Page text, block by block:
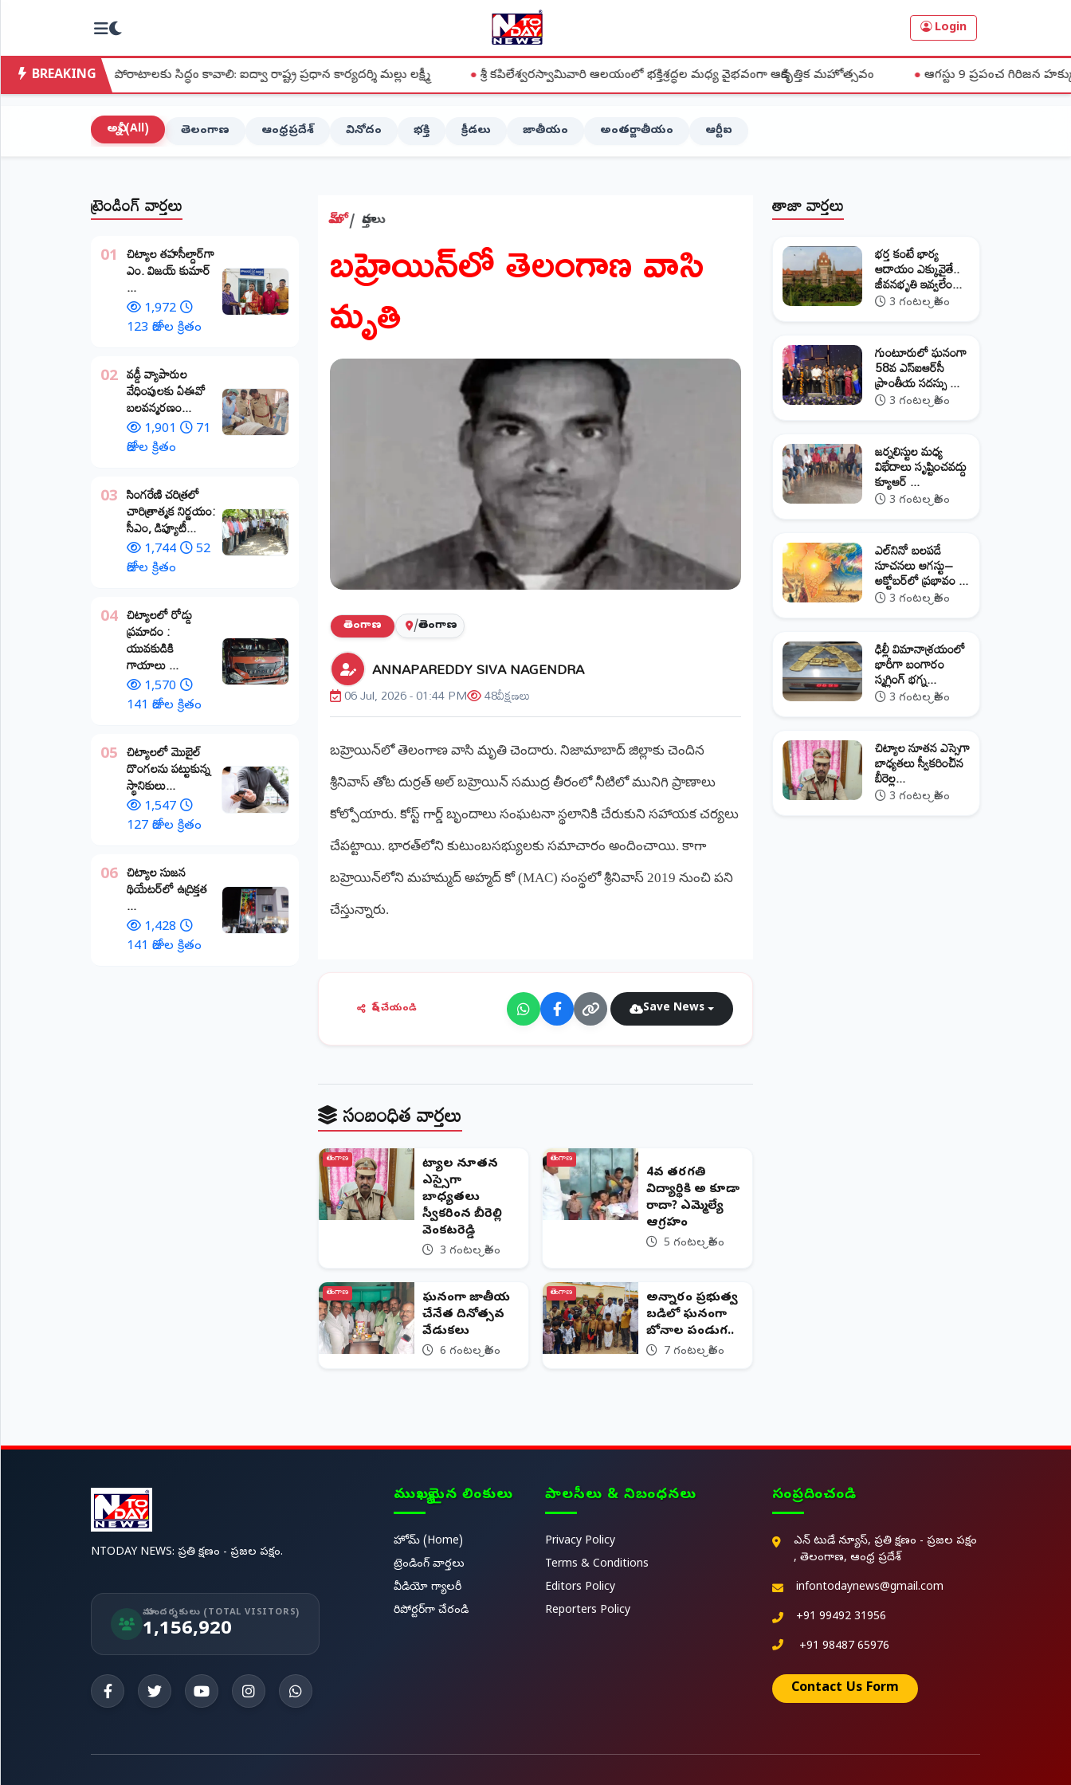
NTODAY×
హోమ్
Login
BREAKING
పోరాటాలకు సిద్ధం కావాలి: ఐద్వా రాష్ట్ర ప్రధాన కార్యదర్శి మల్లు లక్ష్మీ ●శ్రీ కపిలేశ్వరస్వామివారి ఆలయంలో భక్తిశ్రద్ధల మధ్య వైభవంగా ఆడికృత్తిక మహోత్సవం ●ఆగస్టు 9 ప్రపంచ గిరిజన హక్కుల
అన్నీ (All) తెలంగాణ ఆంధ్రప్రదేశ్ వినోదం భక్తి క్రీడలు జాతీయం అంతర్జాతీయం ఆర్టీఐ
ట్రెండింగ్ వార్తలు
01 ​చిట్యాల తహసీల్దార్‌గా
ఎం. విజయ్ కుమార్
...
1,972
123 రోజుల క్రితం
02 వడ్డీ వ్యాపారుల
వేధింపులకు ఏఈవో
బలవన్మరణం...
1,901
71
రోజుల క్రితం
03 ​సింగరేణి చరిత్రలో
చారిత్రాత్మక నిర్ణయం:
సీఎం, డిప్యూటీ...
1,744
52
రోజుల క్రితం
04 చిట్యాలలో రోడ్డు
ప్రమాదం :
యువకుడికి
గాయాలు ​...
1,570
141 రోజుల క్రితం
05 చిట్యాలలో మొబైల్
దొంగలను పట్టుకున్న
స్థానికులు...
1,547
127 రోజుల క్రితం
06 చిట్యాల సుజన
థియేటర్‌లో ఉద్రిక్తత
...
1,428
141 రోజుల క్రితం
హోమ్ వార్తలు
బహ్రెయిన్‌లో తెలంగాణ వాసి
మృతి
తెలంగాణ /తెలంగాణ
ANNAPAREDDY SIVA NAGENDRA
06 Jul, 2026 - 01:44 PM 48వీక్షణలు
బహ్రెయిన్‌లో తెలంగాణ వాసి మృతి చెందారు. నిజామాబాద్ జిల్లాకు చెందిన
శ్రీనివాస్ తోట దుర్రత్ అల్ బహ్రెయిన్ సముద్ర తీరంలో నీటిలో మునిగి ప్రాణాలు
కోల్పోయారు. కోస్ట్ గార్డ్ బృందాలు సంఘటనా స్థలానికి చేరుకుని సహాయక చర్యలు
చేపట్టాయి. భారత్‌లోని కుటుంబసభ్యులకు సమాచారం అందించాయి. కాగా
బహ్రెయిన్‌లోని మహమ్మద్‌ అహ్మద్‌ కో (MAC) సంస్థలో శ్రీనివాస్ 2019 నుంచి పని
చేస్తున్నారు.
షేర్ చేయండి Save News
సంబంధిత వార్తలు
తెలంగాణ
​చిట్యాల నూతన
ఎస్సైగా
బాధ్యతలు
స్వీకరించిన బీరెల్లి
వెంకటరెడ్డి
3 గంటల క్రితం
తెలంగాణ
4వ తరగతి
విద్యార్థికి అ కూడా
రాదా? ఎమ్మెల్యే
ఆగ్రహం
5 గంటల క్రితం
తెలంగాణ
ఘనంగా జాతీయ
చేనేత దినోత్సవ
వేడుకలు
6 గంటల క్రితం
తెలంగాణ
అన్నారం ప్రభుత్వ
బడిలో ఘనంగా
బోనాల పండుగ..
7 గంటల క్రితం
తాజా వార్తలు
భర్త కంటే భార్య
ఆదాయం ఎక్కువైతే..
జీవనభృతి ఇవ్వలేం...
3 గంటల క్రితం
గుంటూరులో ఘనంగా
58వ ఎస్‌ఐఆర్‌సీ
ప్రాంతీయ సదస్సు ...
3 గంటల క్రితం
జర్నలిస్టుల మధ్య
విభేదాలు సృష్టించవద్దు
క్యూఆర్‌ ...
3 గంటల క్రితం
ఎల్‌నినో బలపడే
సూచనలు ఆగస్టు–
అక్టోబర్‌లో ప్రభావం ...
3 గంటల క్రితం
ఢిల్లీ విమానాశ్రయంలో
భారీగా బంగారం
స్మగ్లింగ్ భగ్న...
3 గంటల క్రితం
​చిట్యాల నూతన ఎస్సైగా
బాధ్యతలు స్వీకరించిన
బీరెల్ల...
3 గంటల క్రితం
NTODAY NEWS: ప్రతి క్షణం - ప్రజల పక్షం.
మా సందర్శకులు (TOTAL VISITORS)
1,156,920
ముఖ్యమైన లింకులు
హోమ్ (Home)
ట్రెండింగ్ వార్తలు
వీడియో గ్యాలరీ
రిపోర్టర్‌గా చేరండి
పాలసీలు & నిబంధనలు
Privacy Policy
Terms & Conditions
Editors Policy
Reporters Policy
సంప్రదించండి
ఎన్ టుడే న్యూస్, ప్రతి క్షణం - ప్రజల పక్షం
, తెలంగాణ, ఆంధ్ర ప్రదేశ్
infontodaynews@gmail.com
+91 99492 31956
+91 98487 65976
Contact Us Form